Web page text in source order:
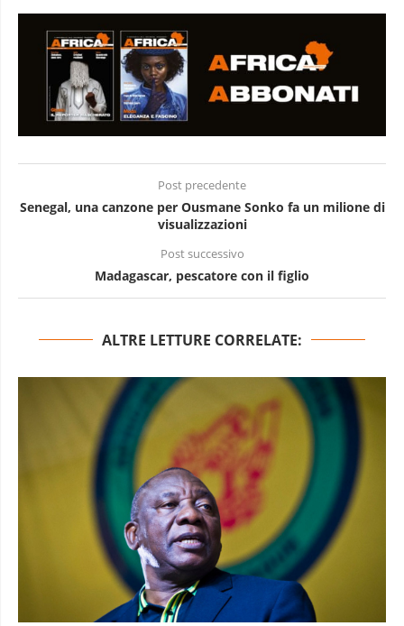
Post precedente
Senegal, una canzone per Ousmane Sonko fa un milione di
visualizzazioni
Post successivo
Madagascar, pescatore con il figlio
ALTRE LETTURE CORRELATE: